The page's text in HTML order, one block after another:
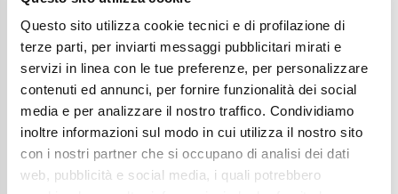
Questo sito utilizza cookie tecnici e di profilazione di
terze parti, per inviarti messaggi pubblicitari mirati e
servizi in linea con le tue preferenze, per personalizzare
contenuti ed annunci, per fornire funzionalità dei social
media e per analizzare il nostro traffico. Condividiamo
inoltre informazioni sul modo in cui utilizza il nostro sito
con i nostri partner che si occupano di analisi dei dati
web, pubblicità e social media, i quali potrebbero
Tipo Di Carburante
Benzina
Normativa Euro
Euro6e
Dettaglio